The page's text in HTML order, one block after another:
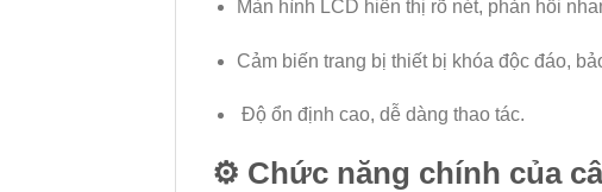
Màn hình LCD hiển thị rõ nét, phản hồi
Cảm biến trang bị thiết bị khóa độc đáo,
Độ ổn định cao, dễ dàng thao tác.
⚙️ Chức năng chính của